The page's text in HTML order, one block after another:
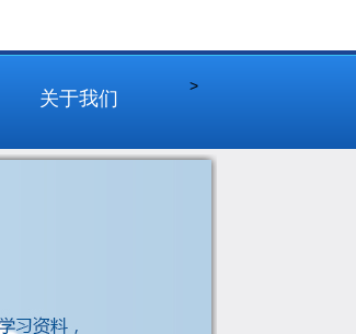
>
关于我们